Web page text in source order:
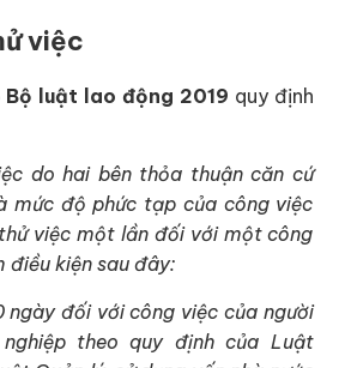
việc
luật lao động 2019 quy định
do hai bên thỏa thuận căn cứ
mức độ phức tạp của công việc
việc một lần đối với một công
điều kiện sau đây:
ngày đối với công việc của người
theo quy định của Luật